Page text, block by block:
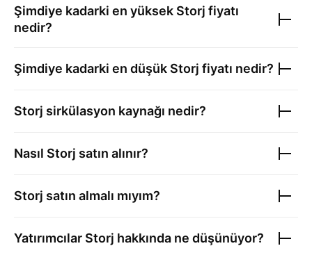
Şimdiye kadarki en yüksek Storj fiyatı
nedir?
Şimdiye kadarki en düşük Storj fiyatı nedir?
Storj sirkülasyon kaynağı nedir?
Nasıl Storj satın alınır?
Storj satın almalı mıyım?
Yatırımcılar Storj hakkında ne düşünüyor?